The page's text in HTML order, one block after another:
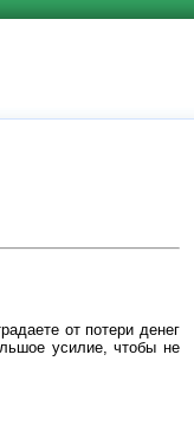
от потери денег
усилие, чтобы не